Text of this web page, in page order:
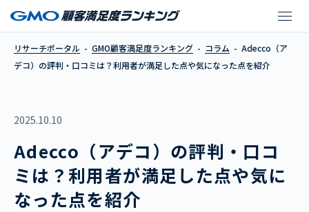
Adecco（アデコ）の
リサーチポータル GMO顧客満足度ランキング コラム
Adecco（ア
デコ）の評判・口コミは？利用者が満足した点や気になった点を紹介
2025.10.10
Adecco（アデコ）の評判・口コ
ミは？利用者が満足した点や気に
なった点を紹介